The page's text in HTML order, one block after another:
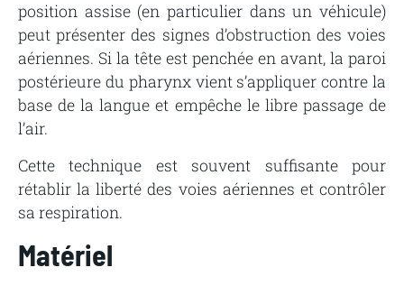
position assise (en particulier dans un véhicule)
peut présenter des signes d’obstruction des voies
aériennes. Si la tête est penchée en avant, la paroi
postérieure du pharynx vient s’appliquer contre la
base de la langue et empêche le libre passage de
l’air.
Cette technique est souvent suffisante pour
rétablir la liberté des voies aériennes et contrôler
sa respiration.
Matériel